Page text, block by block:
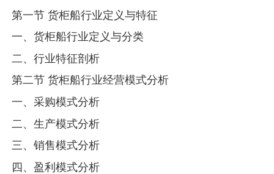
第一节 货柜船行业定义与特征
一、货柜船行业定义与分类
二、行业特征剖析
第二节 货柜船行业经营模式分析
一、采购模式分析
二、生产模式分析
三、销售模式分析
四、盈利模式分析